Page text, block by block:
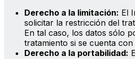
Derecho a la limitación: El
solicitar la restricción del
En tal caso, los datos sólo
tratamiento si se cuenta
Derecho a la portabilidad: